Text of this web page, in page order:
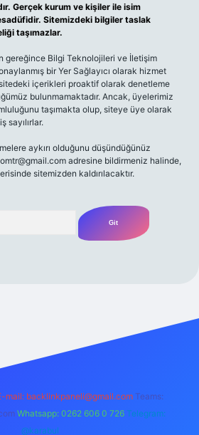
Gerçek kurum ve kişiler ile isim
Sitemizdeki bilgiler taslak
taşımazlar.
gereğince Bilgi Teknolojileri ve İletişim
bir Yer Sağlayıcı olarak hizmet
içerikleri proaktif olarak denetleme
bulunmamaktadır. Ancak, üyelerimiz
taşımakta olup, siteye üye olarak
sayılırlar.
aykırı olduğunu düşündüğünüz
adresine bildirmeniz halinde,
sitemizden kaldırılacaktır.
m elexbet
mail: backlinkpaneli@gmail.com Teams:
Whatsapp: 0262 606 0 726 Telegram:
@karabul